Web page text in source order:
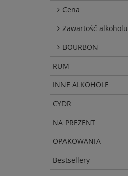
Cena
Zawartość alkoholu
BOURBON
RUM
INNE ALKOHOLE
CYDR
NA PREZENT
OPAKOWANIA
Bestsellery